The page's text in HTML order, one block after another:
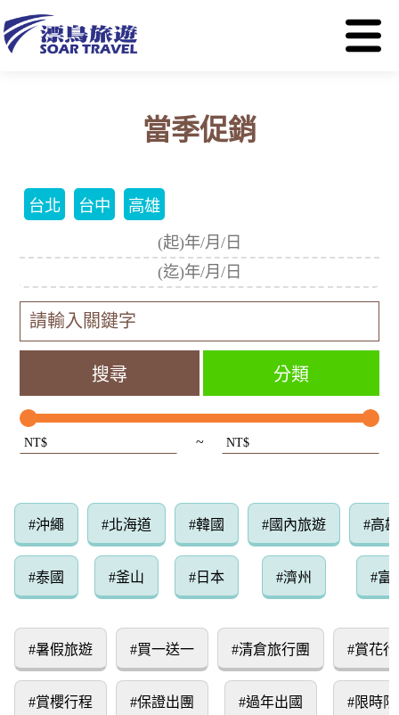
當季促銷
台北 台中 高雄
分類
NT$ ~ NT$
#沖繩
#泰國
#北海道
#釜山
#韓國
#日本
#國內旅遊
#濟州
#高
#富
#暑假旅遊
#賞櫻行程
#買一送一
#保證出團
#清倉旅行團
#過年出國
#賞花
#限時